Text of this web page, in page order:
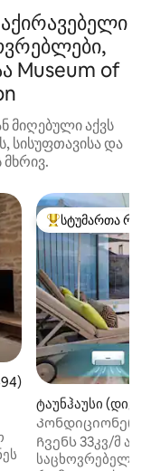
Museum of
მიღებული აქვს
სისუფთავისა და
მხრივ.
შეფასებაა 5‑დან
სტუმართა
სტუმართა
ტაუნჰაუსი
Კონდიციონერი,
და სამრეცხაო,
Ჩვენს 33კვ/მ
საცხოვრებელში